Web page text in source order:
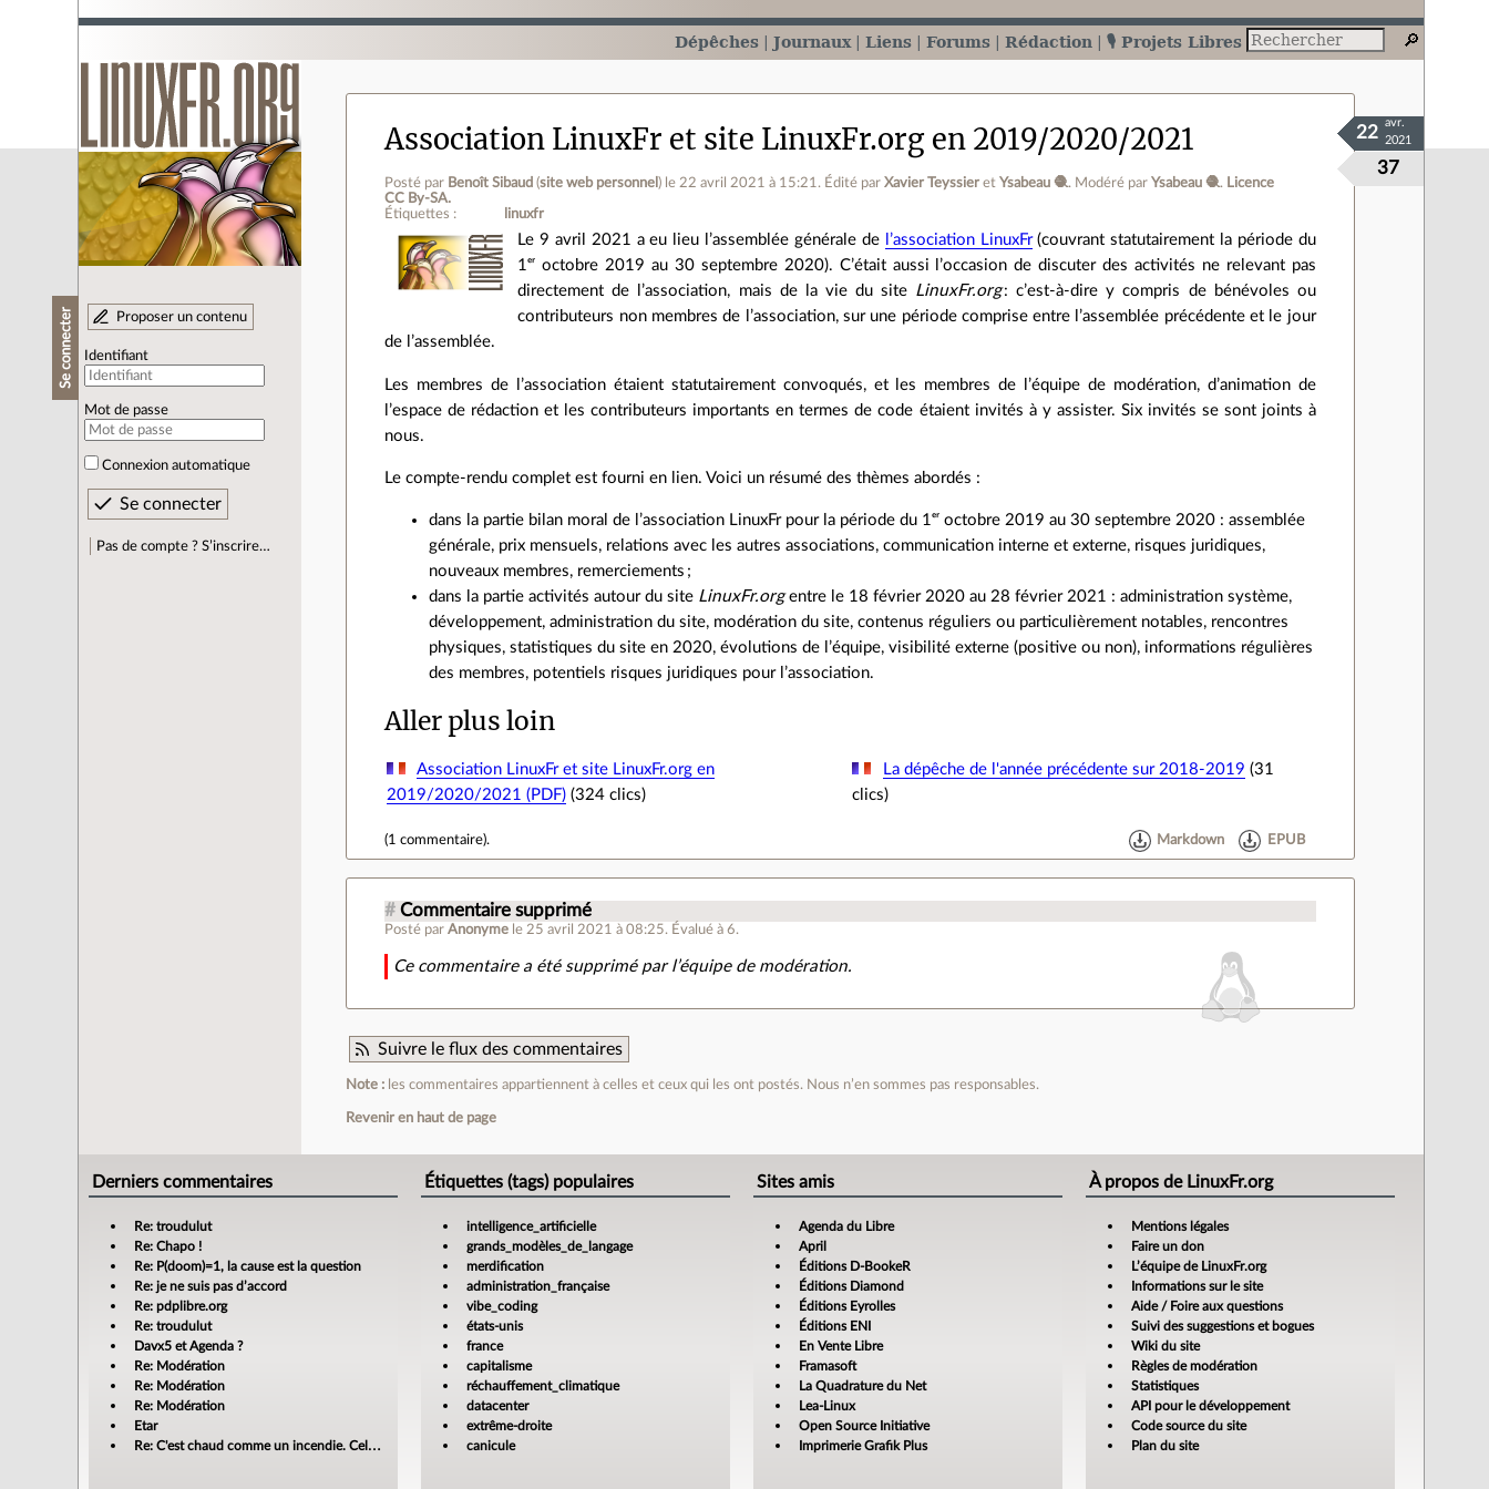
Dépêches Journaux Liens Forums Rédaction 🎙️ Projets Libres
Se connecter Proposer un contenu
Identifiant
Mot de passe
Connexion automatique
Pas de compte ? S’inscrire…
Association LinuxFr et site LinuxFr.org en 2019/2020/2021
Posté par Benoît Sibaud (site web personnel ) le 22 avril 2021 à 15:21 . Édité par Xavier Teyssier et Ysabeau 🧶. Modéré par Ysabeau 🧶. Licence
CC By‑SA.
Étiquettes :
linuxfr
37
22
avr.
2021
Le 9 avril 2021 a eu lieu l’assemblée générale de l’association LinuxFr(couvrant statutairement la période du
1ᵉʳ octobre 2019 au 30 septembre 2020). C’était aussi l’occasion de discuter des activités ne relevant pas
directement de l’association, mais de la vie du site LinuxFr.org: c’est‑à‑dire y compris de bénévoles ou
contributeurs non membres de l’association, sur une période comprise entre l’assemblée précédente et le jour
de l’assemblée.
Les membres de l’association étaient statutairement convoqués, et les membres de l’équipe de modération, d’animation de
l’espace de rédaction et les contributeurs importants en termes de code étaient invités à y assister. Six invités se sont joints à
nous.
Le compte‑rendu complet est fourni en lien. Voici un résumé des thèmes abordés :
dans la partie bilan moral de l’association LinuxFr pour la période du 1ᵉʳ octobre 2019 au 30 septembre 2020 : assemblée
générale, prix mensuels, relations avec les autres associations, communication interne et externe, risques juridiques,
nouveaux membres, remerciements ;
dans la partie activités autour du site LinuxFr.orgentre le 18 février 2020 au 28 février 2021 : administration système,
développement, administration du site, modération du site, contenus réguliers ou particulièrement notables, rencontres
physiques, statistiques du site en 2020, évolutions de l’équipe, visibilité externe (positive ou non), informations régulières
des membres, potentiels risques juridiques pour l’association.
Aller plus loin
Association LinuxFr et site LinuxFr.org en
2019/2020/2021 (PDF)(324 clics)
La dépêche de l'année précédente sur 2018-2019 (31
clics)
(1 commentaire). Markdown EPUB
# Commentaire supprimé
Posté parAnonyme le 25 avril 2021 à 08:25. Évalué à6.
Ce commentaire a été supprimé par l’équipe de modération.
Suivre le flux des commentaires
Note : les commentaires appartiennent à celles et ceux qui les ont postés. Nous n’en sommes pas responsables.
Revenir en haut de page
Derniers commentaires
Re: troudulut
Re: Chapo !
Re: P(doom)=1, la cause est la question
Re: je ne suis pas d’accord
Re: pdplibre.org
Re: troudulut
Davx5 et Agenda ?
Re: Modération
Re: Modération
Re: Modération
Etar
Re: C'est chaud comme un incendie. Cela m'enrage!
Étiquettes (tags) populaires
intelligence_artificielle
grands_modèles_de_langage
merdification
administration_française
vibe_coding
états-unis
france
capitalisme
réchauffement_climatique
datacenter
extrême-droite
canicule
Sites amis
Agenda du Libre
April
Éditions D-BookeR
Éditions Diamond
Éditions Eyrolles
Éditions ENI
En Vente Libre
Framasoft
La Quadrature du Net
Lea-Linux
Open Source Initiative
Imprimerie Grafik Plus
À propos de LinuxFr.org
Mentions légales
Faire un don
L’équipe de LinuxFr.org
Informations sur le site
Aide / Foire aux questions
Suivi des suggestions et bogues
Wiki du site
Règles de modération
Statistiques
API pour le développement
Code source du site
Plan du site